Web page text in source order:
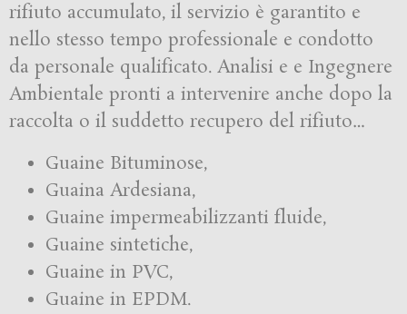
rifiuto accumulato, il servizio è garantito e
nello stesso tempo professionale e condotto
da personale qualificato. Analisi e e Ingegnere
Ambientale pronti a intervenire anche dopo la
raccolta o il suddetto recupero del rifiuto…
Guaine Bituminose,
Guaina Ardesiana,
Guaine impermeabilizzanti fluide,
Guaine sintetiche,
Guaine in PVC,
Guaine in EPDM.